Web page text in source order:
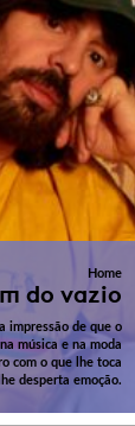
Home
do vazio
impressão de que o
música e na moda
com o que lhe toca
desperta emoção.